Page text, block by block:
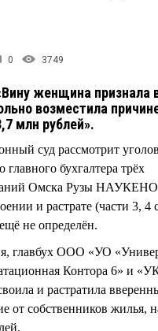
0 3749
женщина признала
возместила
млн рублей».
суд рассмотрит
бухгалтера трёх
Омска Рузы
и растрате (части 3, 4
не определён.
главбух ООО «УО
Контора 6» и
и растратила
от собственников жилья,